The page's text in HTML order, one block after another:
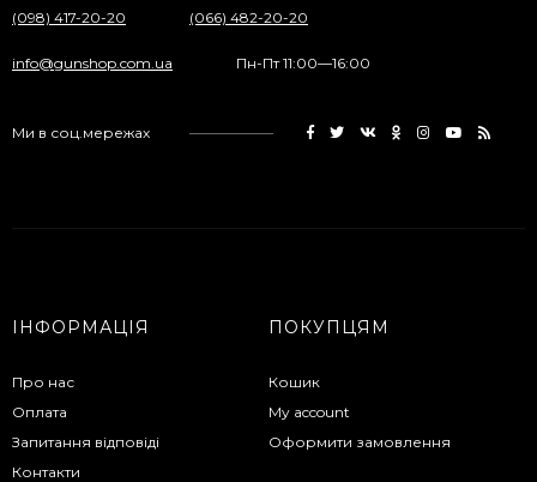
(098) 417-20-20 (066) 482-20-20
info@gunshop.com.ua Пн-Пт 11:00—16:00
Ми в соц.мережах
ІНФОРМАЦІЯ
Про нас
Оплата
Запитання відповіді
Контакти
ПОКУПЦЯМ
Кошик
My account
Оформити замовлення